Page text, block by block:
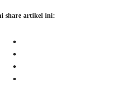
share artikel ini: